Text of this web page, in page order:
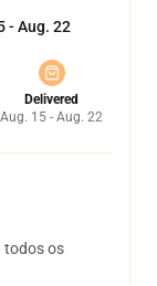
- Aug. 22
Delivered
Aug. 15 - Aug. 22
todos os